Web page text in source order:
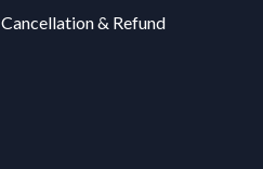
Cancellation & Refund